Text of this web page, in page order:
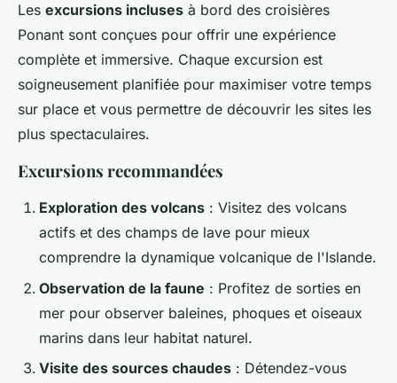
Les excursions incluses à bord des croisières
Ponant sont conçues pour offrir une expérience
complète et immersive. Chaque excursion est
soigneusement planifiée pour maximiser votre temps
sur place et vous permettre de découvrir les sites les
plus spectaculaires.
Excursions recommandées
Exploration des volcans : Visitez des volcans
actifs et des champs de lave pour mieux
comprendre la dynamique volcanique de l'Islande.
Observation de la faune : Profitez de sorties en
mer pour observer baleines, phoques et oiseaux
marins dans leur habitat naturel.
Visite des sources chaudes : Détendez-vous